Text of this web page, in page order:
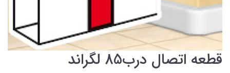
قطعه اتصال درب85 لگراند